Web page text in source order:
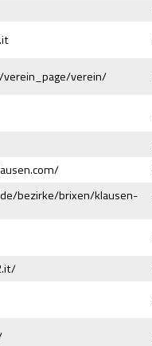
verein/
bezirke/brixen/klausen-